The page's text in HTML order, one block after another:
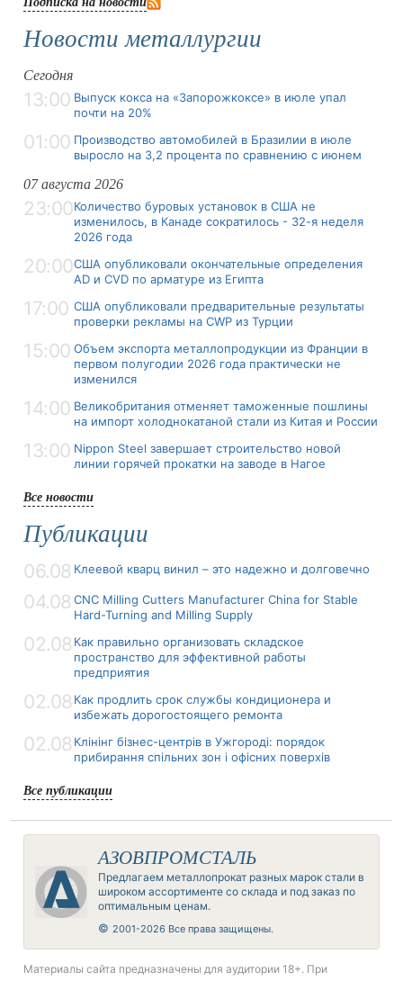
Новости металлургии
Сегодня
13:00 Выпуск кокса на «Запорожкоксе» в июле упал
почти на 20%
01:00 Производство автомобилей в Бразилии в июле
выросло на 3,2 процента по сравнению с июнем
07 августа 2026
23:00Количество буровых установок в США не
изменилось, в Канаде сократилось - 32-я неделя
2026 года
20:00США опубликовали окончательные определения
AD и CVD по арматуре из Египта
17:00 США опубликовали предварительные результаты
проверки рекламы на CWP из Турции
15:00 Объем экспорта металлопродукции из Франции в
первом полугодии 2026 года практически не
изменился
14:00 Великобритания отменяет таможенные пошлины
на импорт холоднокатаной стали из Китая и России
13:00 Nippon Steel завершает строительство новой
линии горячей прокатки на заводе в Нагое
Все новости
Публикации
06.08 Клеевой кварц винил – это надежно и долговечно
04.08 CNC Milling Cutters Manufacturer China for Stable
Hard-Turning and Milling Supply
02.08 Как правильно организовать складское
пространство для эффективной работы
предприятия
02.08 Как продлить срок службы кондиционера и
избежать дорогостоящего ремонта
02.08 Клінінг бізнес-центрів в Ужгороді: порядок
прибирання спільних зон і офісних поверхів
Все публикации
АЗОВПРОМСТАЛЬ
Предлагаем металлопрокат разных марок стали в
широком ассортименте со склада и под заказ по
оптимальным ценам.
© 2001-2026 Все права защищены.
Материалы сайта предназначены для аудитории 18+. При